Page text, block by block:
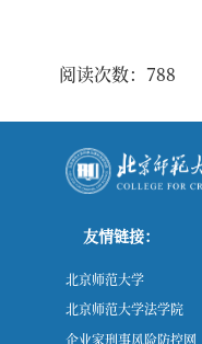
阅读次数：788
友情链接：
北京师范大学
北京师范大学法学院
企业家刑事风险防控网